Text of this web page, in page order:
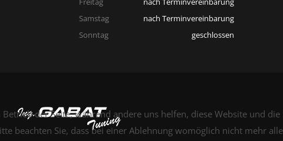
Samstag
nach Terminvereinbarung
Sonntag
geschlossen
der Seite, während andere uns helfen, diese Website und
beachten Sie, dass bei einer Ablehnung womöglich nicht mehr